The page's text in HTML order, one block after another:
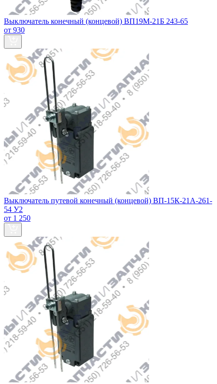
Выключатель конечный (концевой) ВП19М-21Б 243-65
от 930
Выключатель путевой конечный (концевой) ВП-15К-21А-261-
54 У2
от 1 250